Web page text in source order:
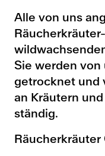
Alle von uns
Sie werden von
getrocknet und
an Kräutern
ständig.
Räucherkräuter